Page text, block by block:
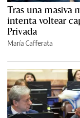
Tras una masiva
intenta voltear
Privada
María Cafferata